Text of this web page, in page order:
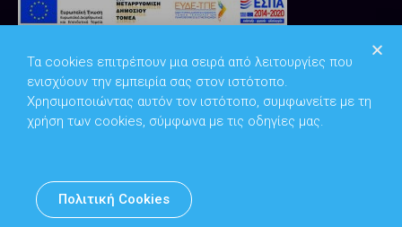
Copyright © 2026Υπουργείο Ψηφιακής Διακυβέρνησης
Υπεύθυνος DPO: Θανάσης Κοσμόπουλος | dpo@mindigital.gr
Τα cookies επιτρέπουν μια σειρά από λειτουργίες που
ενισχύουν την εμπειρία σας στον ιστότοπο.
Χρησιμοποιώντας αυτόν τον ιστότοπο, συμφωνείτε με τη
χρήση των cookies, σύμφωνα με τις οδηγίες μας.
Πολιτική Cookies